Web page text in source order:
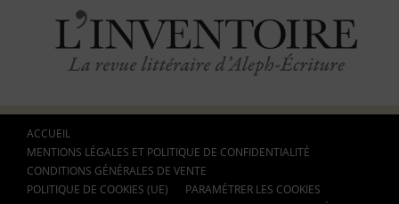
ACCUEIL
MENTIONS LÉGALES ET POLITIQUE DE CONFIDENTIALITÉ
CONDITIONS GÉNÉRALES DE VENTE
POLITIQUE DE COOKIES (UE)
PARAMÉTRER LES COOKIES